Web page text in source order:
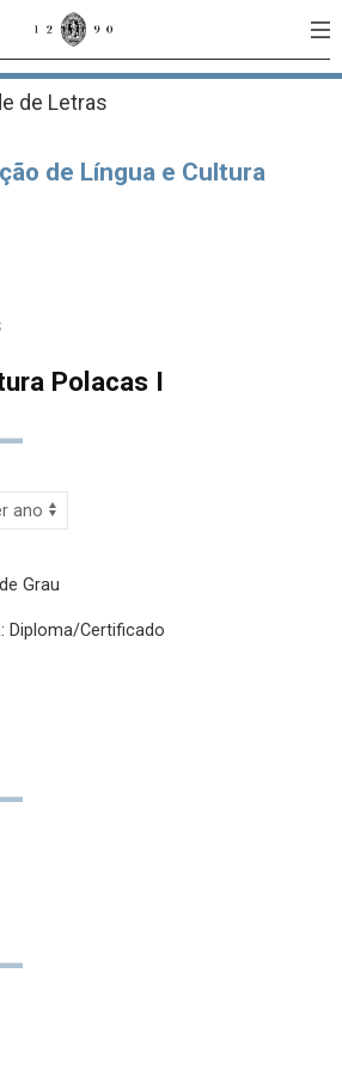
de Letras
de Língua e Cultura
Polacas I
Grau
: Diploma/Certificado